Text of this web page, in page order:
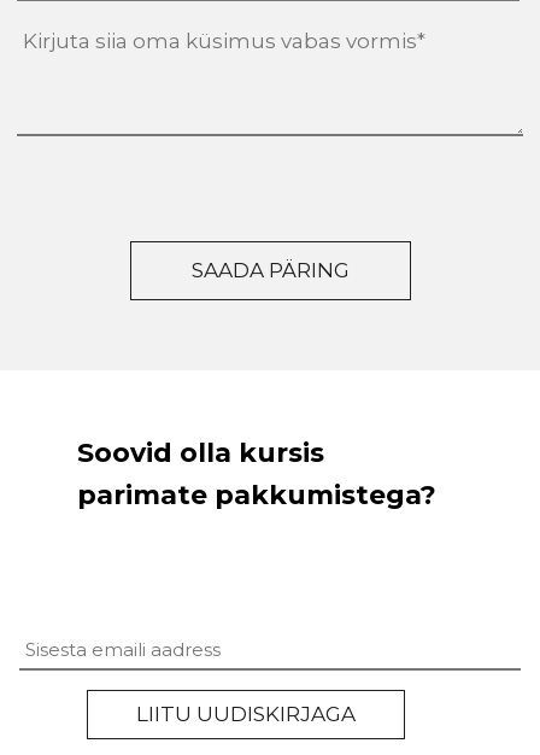
tekst
Soovid olla kursis
parimate pakkumistega?
Untitled
LIITU UUDISKIRJAGA